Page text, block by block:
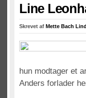
Line
Skrevet af Mette Bach
hun modtager et
Anders forlader